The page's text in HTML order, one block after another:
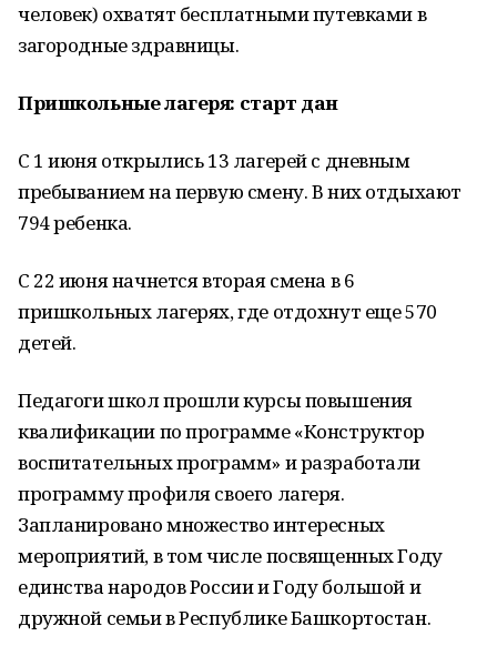
человек) охватят бесплатными путевками в
загородные здравницы.
Пришкольные лагеря: старт дан
С 1 июня открылись 13 лагерей с дневным
пребыванием на первую смену. В них отдыхают
794 ребенка.
С 22 июня начнется вторая смена в 6
пришкольных лагерях, где отдохнут еще 570
детей.
Педагоги школ прошли курсы повышения
квалификации по программе «Конструктор
воспитательных программ» и разработали
программу профиля своего лагеря.
Запланировано множество интересных
мероприятий, в том числе посвященных Году
единства народов России и Году большой и
дружной семьи в Республике Башкортостан.